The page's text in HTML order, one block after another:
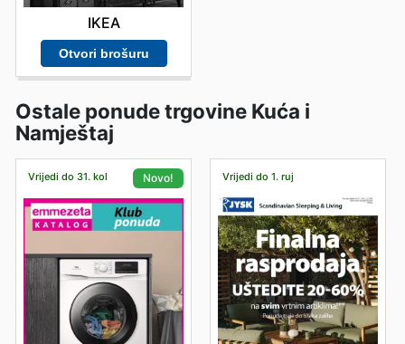
IKEA
Otvori brošuru
Ostale ponude trgovine Kuća i
Namještaj
Vrijedi do 31. kol Novo! Vrijedi do 1. ruj